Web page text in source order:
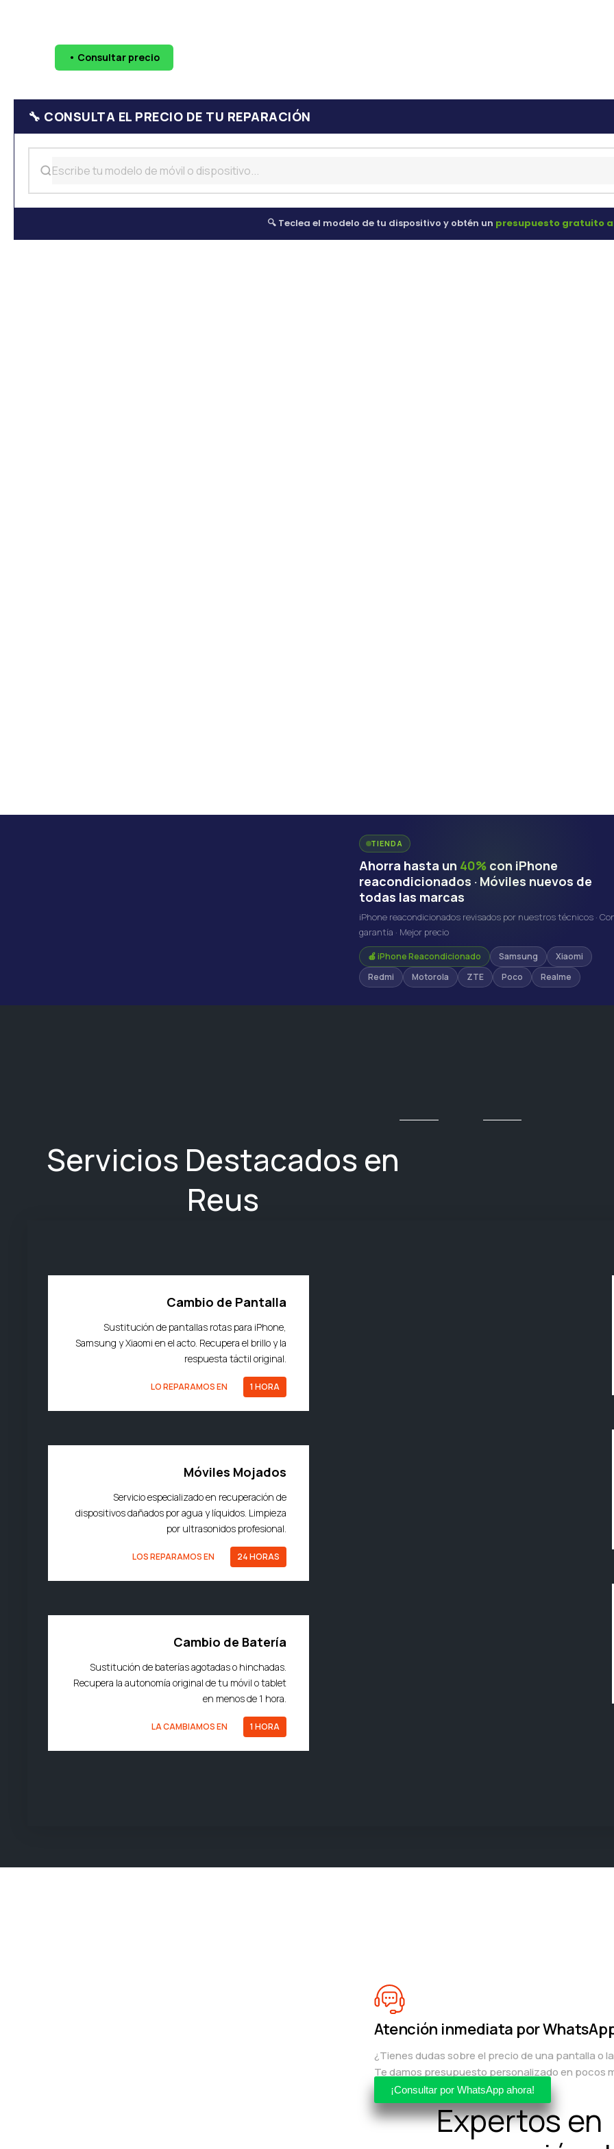
• Consultar precio
🔧 CONSULTA EL PRECIO DE TU REPARACIÓN
🔍 Teclea el modelo de tu dispositivo y obtén un presupuesto gratuito
TIENDA
Ahorra hasta un 40% con iPhone
reacondicionados · Móviles nuevos de
todas las marcas
iPhone reacondicionados revisados por nuestros técnicos ·
garantía · Mejor precio
🍎 iPhone Reacondicionado Samsung
Xiaomi
Redmi
Motorola ZTE Poco Realme
Servicios Destacados en
Reus
Cambio de Pantalla
Sustitución de pantallas rotas para iPhone,
Samsung y Xiaomi en el acto. Recupera el brillo y la
respuesta táctil original.
LO REPARAMOS EN 1 HORA
Móviles Mojados
Servicio especializado en recuperación de
dispositivos dañados por agua y líquidos. Limpieza
por ultrasonidos profesional.
LOS REPARAMOS EN 24 HORAS
Cambio de Batería
Sustitución de baterías agotadas o hinchadas.
Recupera la autonomía original de tu móvil o tablet
en menos de 1 hora.
LA CAMBIAMOS EN 1 HORA
Atención inmediata por
¿Tienes dudas sobre el precio de una pantalla o
Te damos presupuesto personalizado en pocos
¡Consultar por WhatsApp ahora!
Expertos en